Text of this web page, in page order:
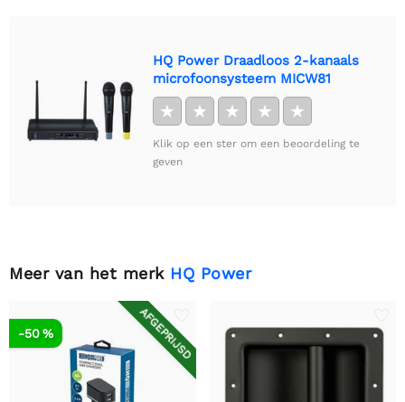
HQ Power Draadloos 2-kanaals
microfoonsysteem MICW81
★ ★ ★ ★ ★
Klik op een ster om een beoordeling te
geven
Meer van het merk HQ Power
AFGEPRIJSD
-50 %